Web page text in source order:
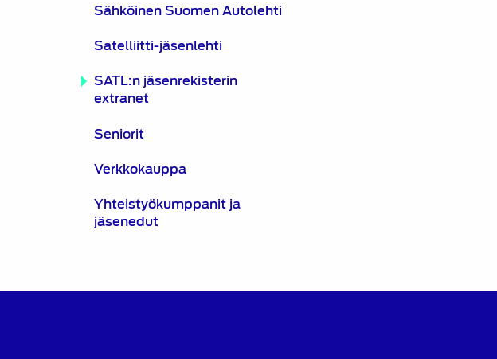
Sähköinen Suomen Autolehti
Satelliitti-jäsenlehti
SATL:n jäsenrekisterin
extranet
Seniorit
Verkkokauppa
Yhteistyökumppanit ja
jäsenedut